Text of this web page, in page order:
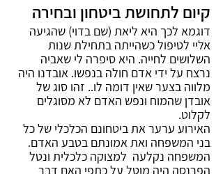
קיום לתחושת ביטחון ובחירה
דוגמא לכך היא ליאת (שם בדוי) שהגיעה
אליי לטיפול כשהייתה בתחילת שנות
השלושים לחייה. היא סיפרה לי שאביה
נרצח על ידי אדם חולה בנפשו. אובדנו היה
מלווה בצער שאין דומה לו.. זהו סוג של
אובדן שהמוח ונפש האדם לא מסוגלים
לקלוט.
האירוע ערער את ביטחונם הכלכלי של כל
בני המשפחה ואת אמונתם בטבע האדם.
המשפחה נקלעה  למצוקה כלכלית ונטל
הפרנסה היה מוטל על כתפי האם דבר